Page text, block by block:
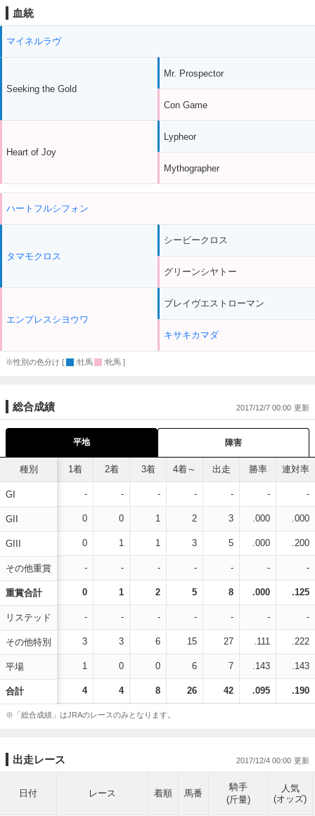
血統
マイネルラヴ
Seeking the Gold
Heart of Joy
Mr. Prospector
Con Game
Lypheor
Mythographer
ハートフルシフォン
タマモクロス
エンプレスシヨウワ
シービークロス
グリーンシヤトー
ブレイヴエストローマン
キサキカマダ
※性別の色分け [ :牡馬 :牝馬 ]
総合成績 2017/12/7 00:00
平地 障害
種別
GI
GII
GIII
その他重賞
重賞合計
リステッド
その他特別
平場
合計
1着 2着 3着 4着～ 出走 勝率 連対率
- - - - - - -
0 0 1 2 3 .000 .000
0 1 1 3 5 .000 .200
- - - - - - -
0 1 2 5 8 .000 .125
- - - - - - -
3 3 6 15 27 .111 .222
1 0 0 6 7 .143 .143
4 4 8 26 42 .095 .190
※「総合成績」はJRAのレースのみとなります。
出走レース 2017/12/4 00:00
日付 レース 着順 馬番
騎手
(斤量)
人気
(オッズ)